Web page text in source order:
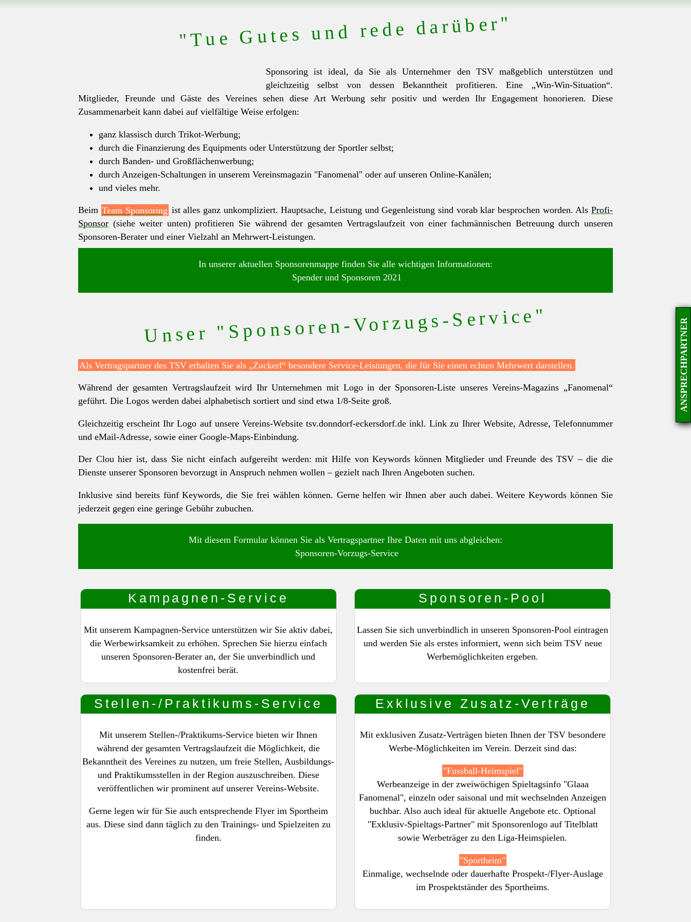
"Tue Gutes und rede darüber"
Sponsoring ist ideal, da Sie als Unternehmer den TSV maßgeblich unterstützen und
gleichzeitig selbst von dessen Bekanntheit profitieren. Eine „Win-Win-Situation“.
Mitglieder, Freunde und Gäste des Vereines sehen diese Art Werbung sehr positiv und werden Ihr Engagement honorieren. Diese
Zusammenarbeit kann dabei auf vielfältige Weise erfolgen:
ganz klassisch durch Trikot-Werbung;
durch die Finanzierung des Equipments oder Unterstützung der Sportler selbst;
durch Banden- und Großflächenwerbung;
durch Anzeigen-Schaltungen in unserem Vereinsmagazin "Fanomenal" oder auf unseren Online-Kanälen;
und vieles mehr.
Beim Team Sponsoring ist alles ganz unkompliziert. Hauptsache, Leistung und Gegenleistung sind vorab klar besprochen worden. AlsProfi-
Sponsor (siehe weiter unten) profitieren Sie während der gesamten Vertragslaufzeit von einer fachmännischen Betreuung durch unseren
Sponsoren-Berater und einer Vielzahl an Mehrwert-Leistungen.
In unserer aktuellen Sponsorenmappe finden Sie alle wichtigen Informationen:
Spender und Sponsoren 2021
Unser "Sponsoren-Vorzugs-Service"
Als Vertragspartner des TSV erhalten Sie als „Zuckerl“ besondere Service-Leistungen, die für Sie einen echten Mehrwert darstellen.
Während der gesamten Vertragslaufzeit wird Ihr Unternehmen mit Logo in der Sponsoren-Liste unseres Vereins-Magazins „Fanomenal“
geführt. Die Logos werden dabei alphabetisch sortiert und sind etwa 1/8-Seite groß.
Gleichzeitig erscheint Ihr Logo auf unsere Vereins-Website tsv.donndorf-eckersdorf.de inkl. Link zu Ihrer Website, Adresse, Telefonnummer
und eMail-Adresse, sowie einer Google-Maps-Einbindung.
Der Clou hier ist, dass Sie nicht einfach aufgereiht werden: mit Hilfe von Keywords können Mitglieder und Freunde des TSV – die die
Dienste unserer Sponsoren bevorzugt in Anspruch nehmen wollen – gezielt nach Ihren Angeboten suchen.
Inklusive sind bereits fünf Keywords, die Sie frei wählen können. Gerne helfen wir Ihnen aber auch dabei. Weitere Keywords können Sie
jederzeit gegen eine geringe Gebühr zubuchen.
Mit diesem Formular können Sie als Vertragspartner Ihre Daten mit uns abgleichen:
Sponsoren-Vorzugs-Service
Kampagnen-Service
Mit unserem Kampagnen-Service unterstützen wir Sie aktiv dabei,
die Werbewirksamkeit zu erhöhen. Sprechen Sie hierzu einfach
unseren Sponsoren-Berater an, der Sie unverbindlich und
kostenfrei berät.
Sponsoren-Pool
Lassen Sie sich unverbindlich in unseren Sponsoren-Pool eintragen
und werden Sie als erstes informiert, wenn sich beim TSV neue
Werbemöglichkeiten ergeben.
Stellen-/Praktikums-Service
Mit unserem Stellen-/Praktikums-Service bieten wir Ihnen
während der gesamten Vertragslaufzeit die Möglichkeit, die
Bekanntheit des Vereines zu nutzen, um freie Stellen, Ausbildungs-
und Praktikumsstellen in der Region auszuschreiben. Diese
veröffentlichen wir prominent auf unserer Vereins-Website.
Gerne legen wir für Sie auch entsprechende Flyer im Sportheim
aus. Diese sind dann täglich zu den Trainings- und Spielzeiten zu
finden.
Exklusive Zusatz-Verträge
Mit exklusiven Zusatz-Verträgen bieten Ihnen der TSV besondere
Werbe-Möglichkeiten im Verein. Derzeit sind das:
"Fussball-Heimspiel"
Werbeanzeige in der zweiwöchigen Spieltagsinfo "Glaaa
Fanomenal", einzeln oder saisonal und mit wechselnden Anzeigen
buchbar. Also auch ideal für aktuelle Angebote etc. Optional
"Exklusiv-Spieltags-Partner" mit Sponsorenlogo auf Titelblatt
sowie Werbeträger zu den Liga-Heimspielen.
"Sportheim"
Einmalige, wechselnde oder dauerhafte Prospekt-/Flyer-Auslage
im Prospektständer des Sportheims.
ANSPRECHPARTNER